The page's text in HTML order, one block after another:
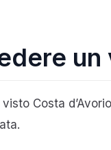
Costa